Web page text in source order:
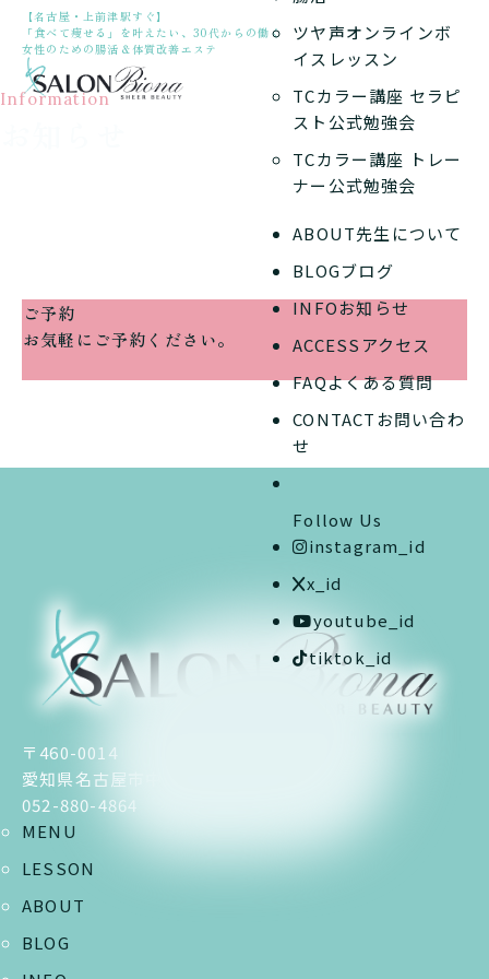
【名古屋・上前津駅すぐ】
「食べて痩せる」を叶えたい、30代からの働く
女性のための腸活＆体質改善エステ
ツヤ声オンラインボ
イスレッスン
TCカラー講座 セラピ
スト公式勉強会
TCカラー講座 トレー
ナー公式勉強会
ABOUT先生について
BLOGブログ
INFOお知らせ
ACCESS アクセス
FAQよくある質問
CONTACT お問い合わ
せ
Follow Us
instagram_id
x_id
youtube_id
tiktok_id
Information
ご予約
お気軽にご予約ください。
〒460-0014
愛知県名古屋市中区富士見町6−5
052-880-4864
MENU
LESSON
ABOUT
BLOG